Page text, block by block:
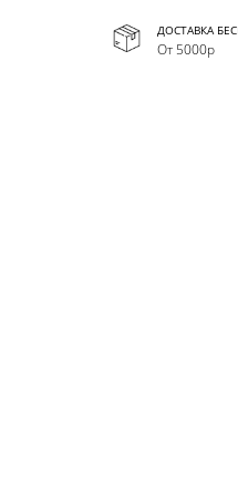
ДОСТАВКА
От 5000р